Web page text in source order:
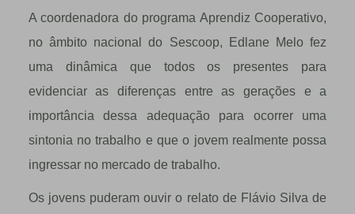
A coordenadora do programa Aprendiz Cooperativo,
no âmbito nacional do Sescoop, Edlane Melo fez
uma dinâmica que todos os presentes para
evidenciar as diferenças entre as gerações e a
importância dessa adequação para ocorrer uma
sintonia no trabalho e que o jovem realmente possa
ingressar no mercado de trabalho.
Os jovens puderam ouvir o relato de Flávio Silva de